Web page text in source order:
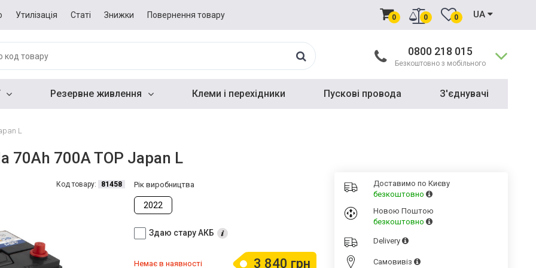
Утилізація Статі Знижки Повернення товару 0 0 0 UA
0800 218 015
Безкоштовно з мобільного
Резервне живлення Клеми і перехідники Пускові провода З'єднувачі
L
70Ah 700A TOP Japan L
Код товару: 81458 Рік виробництва
2022
Здаю стару АКБ
3 840 грн
Немає в наявності
Доставимо по Києву
безкоштовно
Новою Поштою
безкоштовно
Delivery
Cамовивіз